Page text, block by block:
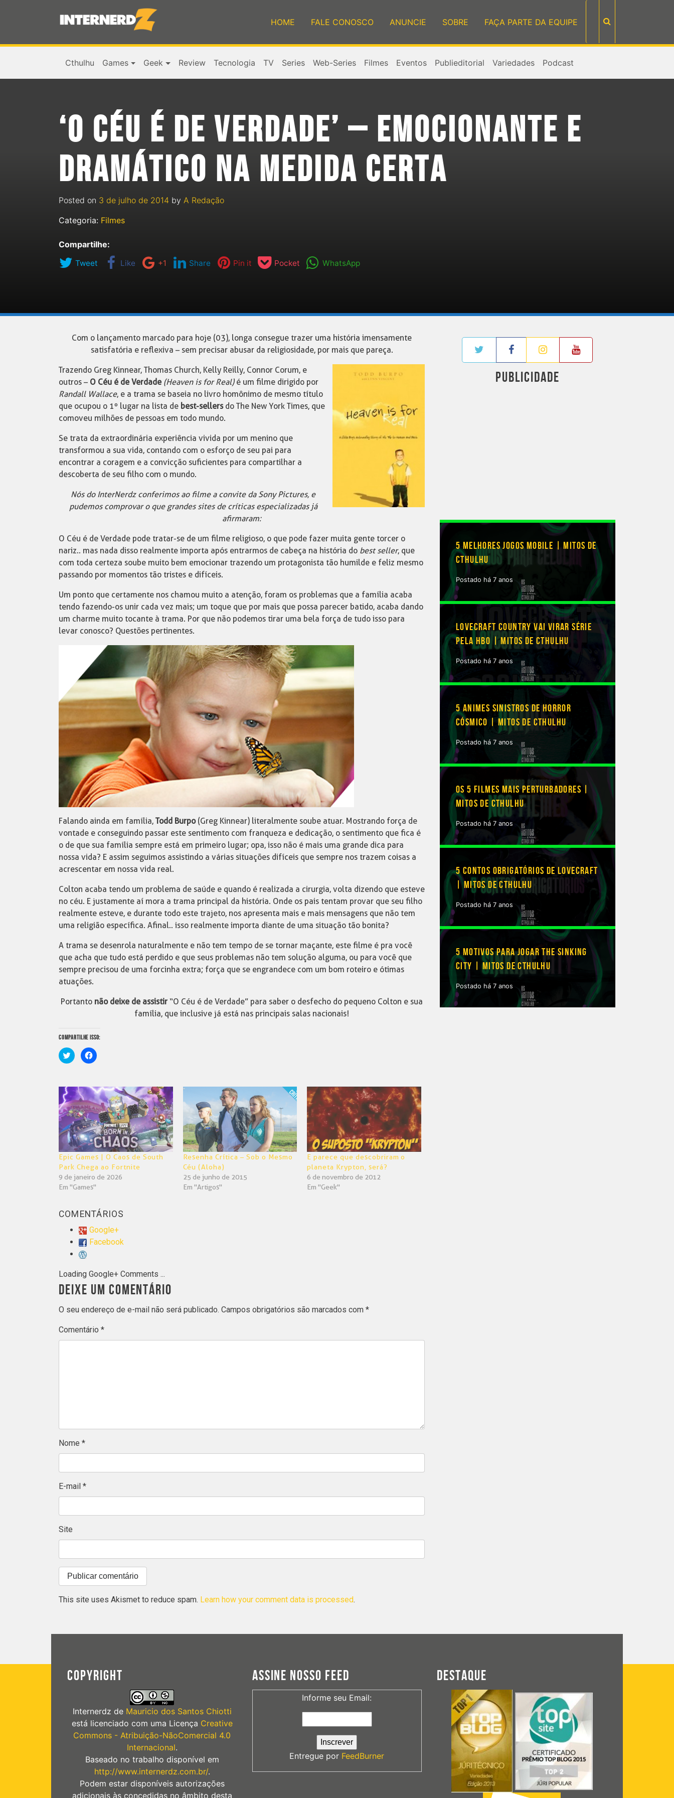
HOME FALE CONOSCO ANUNCIE SOBRE FAÇA PARTE DA EQUIPE
Cthulhu Games Geek Review Tecnologia TV Series Web-Series Filmes Eventos Publieditorial Variedades Podcast
‘O CÉU É DE VERDADE’ – EMOCIONANTE E
DRAMÁTICO NA MEDIDA CERTA
Posted on 3 de julho de 2014 by A Redação
Categoria: Filmes
Compartilhe:
Tweet Like +1 Share Pin it Pocket WhatsApp
Com o lançamento marcado para hoje (03), longa consegue trazer uma história imensamente
satisfatória e reflexiva – sem precisar abusar da religiosidade, por mais que pareça.
Trazendo Greg Kinnear, Thomas Church, Kelly Reilly, Connor Corum, e
outros – O Céu é de Verdade (Heaven is for Real)é um filme dirigido por
Randall Wallace, e a trama se baseia no livro homônimo de mesmo título
que ocupou o 1º lugar na lista de best-sellersdo The New York Times, que
comoveu milhões de pessoas em todo mundo.
Se trata da extraordinária experiência vivida por um menino que
transformou a sua vida, contando com o esforço de seu pai para
encontrar a coragem e a convicção suficientes para compartilhar a
descoberta de seu filho com o mundo.
Nós do InterNerdz conferimos ao filme a convite da Sony Pictures, e
pudemos comprovar o que grandes sites de críticas especializadas já
afirmaram:
O Céu é de Verdade pode tratar-se de um filme religioso, o que pode fazer muita gente torcer o
nariz.. mas nada disso realmente importa após entrarmos de cabeça na história do best seller, que
com toda certeza soube muito bem emocionar trazendo um protagonista tão humilde e feliz mesmo
passando por momentos tão tristes e difíceis.
Um ponto que certamente nos chamou muito a atenção, foram os problemas que a família acaba
tendo fazendo-os unir cada vez mais; um toque que por mais que possa parecer batido, acaba dando
um charme muito tocante à trama. Por que não podemos tirar uma bela força de tudo isso para
levar conosco? Questões pertinentes.
Falando ainda em família, Todd Burpo(Greg Kinnear) literalmente soube atuar. Mostrando força de
vontade e conseguindo passar este sentimento com franqueza e dedicação, o sentimento que fica é
o de que sua família sempre está em primeiro lugar; opa, isso não é mais uma grande dica para
nossa vida? E assim seguimos assistindo a várias situações difíceis que sempre nos trazem coisas a
acrescentar em nossa vida real.
Colton acaba tendo um problema de saúde e quando é realizada a cirurgia, volta dizendo que esteve
no céu. E justamente aí mora a trama principal da história. Onde os pais tentam provar que seu filho
realmente esteve, e durante todo este trajeto, nos apresenta mais e mais mensagens que não tem
uma religião específica. Afinal.. isso realmente importa diante de uma situação tão bonita?
A trama se desenrola naturalmente e não tem tempo de se tornar maçante, este filme é pra você
que acha que tudo está perdido e que seus problemas não tem solução alguma, ou para você que
sempre precisou de uma forcinha extra; força que se engrandece com um bom roteiro e ótimas
atuações.
Portanto não deixe de assistir “O Céu é de Verdade” para saber o desfecho do pequeno Colton e sua
família, que inclusive já está nas principais salas nacionais!
COMPARTILHE ISSO:
Clique
para
em
nova
janela)
Clique
para
em
nova
janela)
Epic Games | O Caos de South
Park Chega ao Fortnite
9 de janeiro de 2026
Em "Games"
Resenha Crítica – Sob o Mesmo
Céu (Aloha)
25 de junho de 2015
Em "Artigos"
E parece que descobriram o
planeta Krypton, será?
6 de novembro de 2012
Em "Geek"
COMENTÁRIOS
Google+
Facebook
Loading Google+ Comments ...
DEIXE UM COMENTÁRIO
O seu endereço de e-mail não será publicado. Campos obrigatórios são marcados com *
Comentário *
Nome *
E-mail *
Site
This site uses Akismet to reduce spam. Learn how your comment data is processed.
PUBLICIDADE
5 MELHORES JOGOS MOBILE | MITOS DE
CTHULHU
Postado há 7 anos
LOVECRAFT COUNTRY VAI VIRAR SÉRIE
PELA HBO | MITOS DE CTHULHU
Postado há 7 anos
5 ANIMES SINISTROS DE HORROR
CÓSMICO | MITOS DE CTHULHU
Postado há 7 anos
OS 5 FILMES MAIS PERTURBADORES |
MITOS DE CTHULHU
Postado há 7 anos
5 CONTOS OBRIGATÓRIOS DE LOVECRAFT
| MITOS DE CTHULHU
Postado há 7 anos
5 MOTIVOS PARA JOGAR THE SINKING
CITY | MITOS DE CTHULHU
Postado há 7 anos
COPYRIGHT
Internerdz de Mauricio dos Santos Chiotti
está licenciado com uma Licença Creative
Commons - Atribuição-NãoComercial 4.0
Internacional.
Baseado no trabalho disponível em
http://www.internerdz.com.br/.
Podem estar disponíveis autorizações
adicionais às concedidas no âmbito desta
ASSINE NOSSO FEED
Informe seu Email:
Entregue por FeedBurner
DESTAQUE